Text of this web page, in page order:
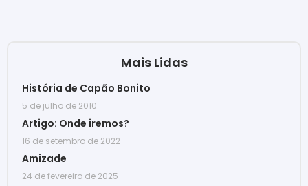
Mais Lidas
História de Capão Bonito
5 de julho de 2010
Artigo: Onde iremos?
16 de setembro de 2022
Amizade
24 de fevereiro de 2025